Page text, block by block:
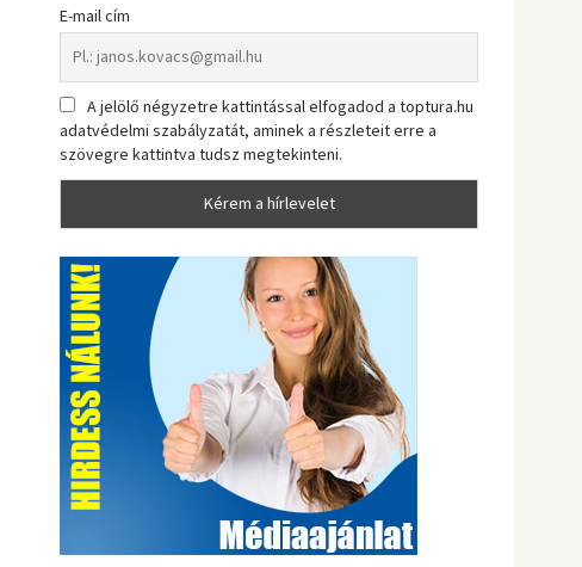
E-mail cím
A jelölő négyzetre kattintással elfogadod a toptura.hu
adatvédelmi szabályzatát, aminek a részleteit erre a
szövegre kattintva tudsz megtekinteni.